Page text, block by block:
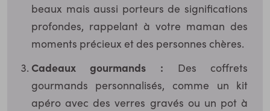
beaux mais aussi porteurs de significations
profondes, rappelant à votre maman des
moments précieux et des personnes chères.
Cadeaux gourmands : Des coffrets
gourmands personnalisés, comme un kit
apéro avec des verres gravés ou un pot à